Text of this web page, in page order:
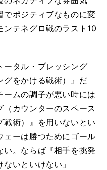
でポジティブなものに変
ンテネグロ戦のラスト10
ータル・プレッシング
グをかける戦術）』だ
ームの調子が悪い時には
（カウンターのスペース
戦術）』を用いないとい
ェーは勝つためにゴール
い。ならば『相手を挑発
いといけない」